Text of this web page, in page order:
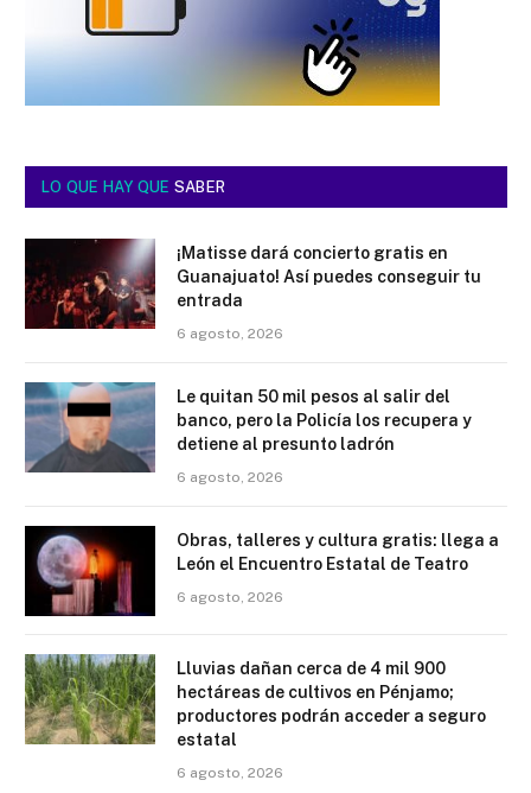
LO QUE HAY QUE SABER
¡Matisse dará concierto gratis en
Guanajuato! Así puedes conseguir tu
entrada
6 agosto, 2026
Le quitan 50 mil pesos al salir del
banco, pero la Policía los recupera y
detiene al presunto ladrón
6 agosto, 2026
Obras, talleres y cultura gratis: llega a
León el Encuentro Estatal de Teatro
6 agosto, 2026
Lluvias dañan cerca de 4 mil 900
hectáreas de cultivos en Pénjamo;
productores podrán acceder a seguro
estatal
6 agosto, 2026